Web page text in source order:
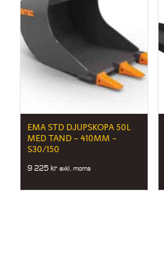
EMA STD DJUPSKOPA 50L
MED TAND – 410MM –
S30/150
9 225kr exkl. moms